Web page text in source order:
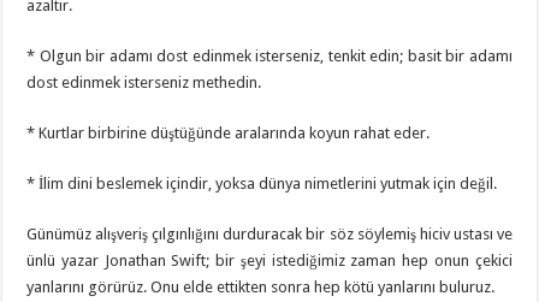
azaltır.
* Olgun bir adamı dost edinmek isterseniz, tenkit edin; basit bir adamı
dost edinmek isterseniz methedin.
* Kurtlar birbirine düştüğünde aralarında koyun rahat eder.
* İlim dini beslemek içindir, yoksa dünya nimetlerini yutmak için değil.
Günümüz alışveriş çılgınlığını durduracak bir söz söylemiş hiciv ustası ve
ünlü yazar Jonathan Swift; bir şeyi istediğimiz zaman hep onun çekici
yanlarını görürüz. Onu elde ettikten sonra hep kötü yanlarını buluruz.